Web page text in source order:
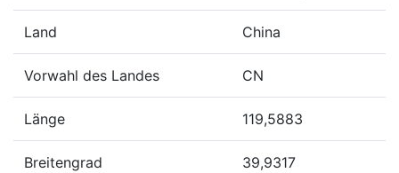
Land China
Vorwahl des Landes CN
Länge 119,5883
Breitengrad 39,9317